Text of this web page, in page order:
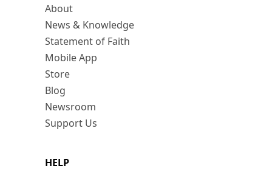
About
News & Knowledge
Statement of Faith
Mobile App
Store
Blog
Newsroom
Support Us
HELP